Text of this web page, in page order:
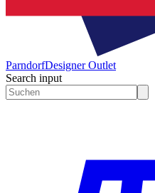
ParndorfDesigner Outlet
Search input